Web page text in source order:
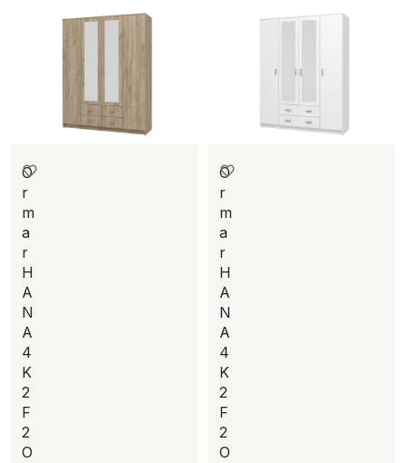
O
r
m
a
r
H
A
N
A
4
K
2
F
2
O
O
r
m
a
r
H
A
N
A
4
K
2
F
2
O